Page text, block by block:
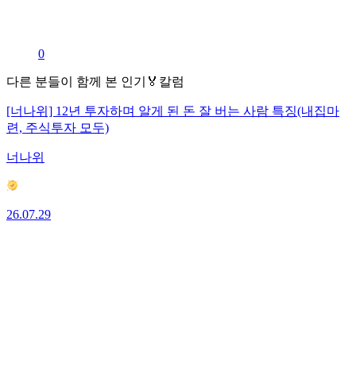
0
다른 분들이 함께 본 인기🏅칼럼
[너나위] 12년 투자하며 알게 된 돈 잘 버는 사람 특징(내집마
련, 주식투자 모두)
너나위
26.07.29